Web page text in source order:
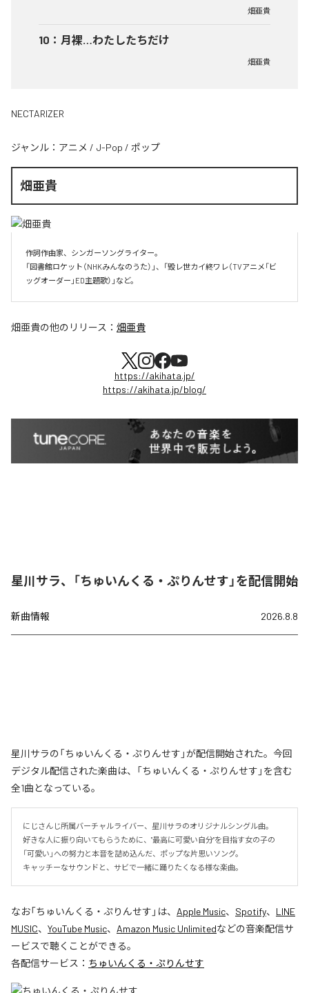
畑亜貴
10 ： 月裸…わたしたちだけ
畑亜貴
NECTARIZER
ジャンル： アニメ / J-Pop / ポップ
畑亜貴
作詞作曲家、シンガーソングライター。
「図書館ロケット（NHKみんなのうた）」、「毀レ世カイ終ワレ（TVアニメ「ビ
ッグオーダー」ED主題歌）」など。
畑亜貴の他のリリース： 畑亜貴
https://akihata.jp/
https://akihata.jp/blog/
星川サラ、「ちゅいんくる・ぷりんせす」を配信開始
新曲情報 2026.8.8
星川サラの「ちゅいんくる・ぷりんせす」が配信開始された。今回
デジタル配信された楽曲は、「ちゅいんくる・ぷりんせす」を含む
全1曲となっている。
にじさんじ所属バーチャルライバー、星川サラのオリジナルシングル曲。
好きな人に振り向いてもらうために、"最高に可愛い自分"を目指す女の子の
「可愛い」への努力と本音を詰め込んだ、ポップな片思いソング。
キャッチーなサウンドと、サビで一緒に踊りたくなる様な楽曲。
なお「ちゅいんくる・ぷりんせす 」は、 Apple Music、 Spotify、 LINE
MUSIC、 YouTube Music、 Amazon Music Unlimitedなどの音楽配信サ
ービスで聴くことができる。
各配信サービス： ちゅいんくる・ぷりんせす